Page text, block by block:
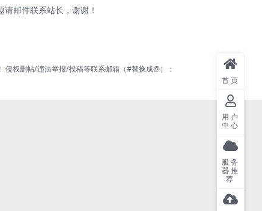
请邮件联系站长，谢谢！
权删帖/违法举报/投稿等联系邮箱（#替换成@）：
首页
用户
中心
服务
器推
荐